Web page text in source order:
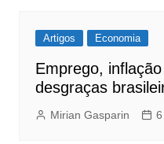
Artigos Economia
Emprego,
desgraças
Mirian Gasparin